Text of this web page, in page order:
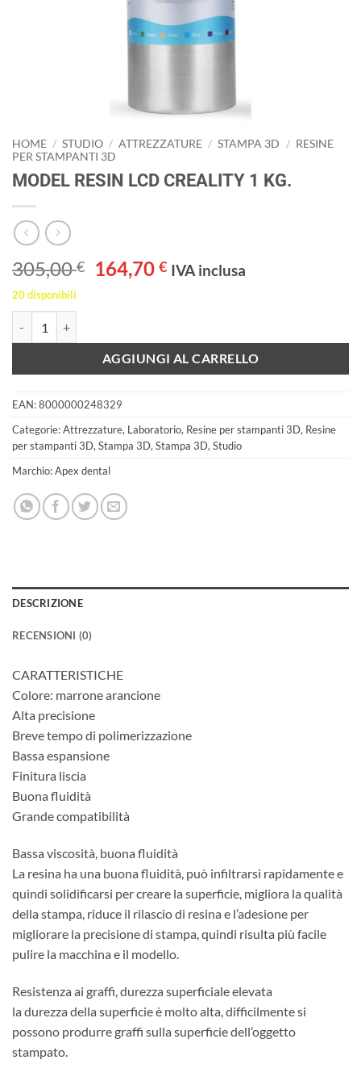
HOME / STUDIO / ATTREZZATURE / STAMPA 3D / RESINE
PER STAMPANTI 3D
MODEL RESIN LCD CREALITY 1 KG.
305,00€
Il
prezzo
305,00 €.
164,70€Il
164,70 €.
IVA inclusa
20 disponibili
AGGIUNGI AL CARRELLO
EAN:8000000248329
Categorie:Attrezzature, Laboratorio, Resine per stampanti 3D, Resine
per stampanti 3D,Stampa 3D,Stampa 3D,Studio
Marchio:Apex dental
DESCRIZIONE
RECENSIONI (0)
CARATTERISTICHE
Colore: marrone arancione
Alta precisione
Breve tempo di polimerizzazione
Bassa espansione
Finitura liscia
Buona fluidità
Grande compatibilità
Bassa viscosità, buona fluidità
La resina ha una buona fluidità, può infiltrarsi rapidamente e
quindi solidificarsi per creare la superficie, migliora la qualità
della stampa, riduce il rilascio di resina e l’adesione per
migliorare la precisione di stampa, quindi risulta più facile
pulire la macchina e il modello.
Resistenza ai graffi, durezza superficiale elevata
la durezza della superficie è molto alta, difficilmente si
possono produrre graffi sulla superficie dell’oggetto
stampato.